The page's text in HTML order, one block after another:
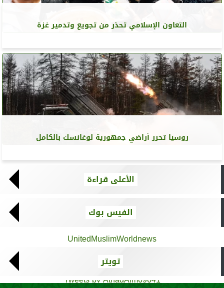
التعاون الإسلامي تحذر من تجويع وتدمير غزة
روسيا تحرر أراضي جمهورية لوغانسك بالكامل
الأعلى قراءة
الفيس بوك
UnitedMuslimWorldnews
تويتر
Tweets by AthadAlm69641